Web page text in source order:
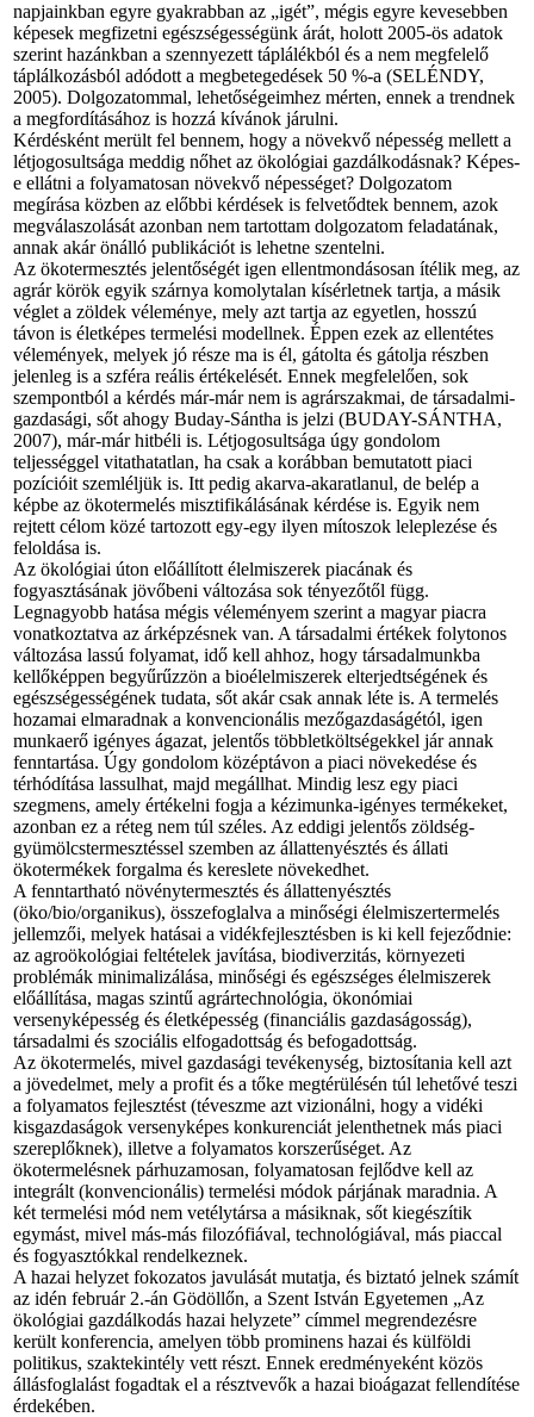
napjainkban egyre gyakrabban az „igét”, mégis egyre kevesebben
képesek megfizetni egészségességünk árát, holott 2005-ös adatok
szerint hazánkban a szennyezett táplálékból és a nem megfelelő
táplálkozásból adódott a megbetegedések 50 %-a (SELÉNDY,
2005). Dolgozatommal, lehetőségeimhez mérten, ennek a trendnek
a megfordításához is hozzá kívánok járulni.
Kérdésként merült fel bennem, hogy a növekvő népesség mellett a
létjogosultsága meddig nőhet az ökológiai gazdálkodásnak? Képes-
e ellátni a folyamatosan növekvő népességet? Dolgozatom
megírása közben az előbbi kérdések is felvetődtek bennem, azok
megválaszolását azonban nem tartottam dolgozatom feladatának,
annak akár önálló publikációt is lehetne szentelni.
Az ökotermesztés jelentőségét igen ellentmondásosan ítélik meg, az
agrár körök egyik szárnya komolytalan kísérletnek tartja, a másik
véglet a zöldek véleménye, mely azt tartja az egyetlen, hosszú
távon is életképes termelési modellnek. Éppen ezek az ellentétes
vélemények, melyek jó része ma is él, gátolta és gátolja részben
jelenleg is a szféra reális értékelését. Ennek megfelelően, sok
szempontból a kérdés már-már nem is agrárszakmai, de társadalmi-
gazdasági, sőt ahogy Buday-Sántha is jelzi (BUDAY-SÁNTHA,
2007), már-már hitbéli is. Létjogosultsága úgy gondolom
teljességgel vitathatatlan, ha csak a korábban bemutatott piaci
pozícióit szemléljük is. Itt pedig akarva-akaratlanul, de belép a
képbe az ökotermelés misztifikálásának kérdése is. Egyik nem
rejtett célom közé tartozott egy-egy ilyen mítoszok leleplezése és
feloldása is.
Az ökológiai úton előállított élelmiszerek piacának és
fogyasztásának jövőbeni változása sok tényezőtől függ.
Legnagyobb hatása mégis véleményem szerint a magyar piacra
vonatkoztatva az árképzésnek van. A társadalmi értékek folytonos
változása lassú folyamat, idő kell ahhoz, hogy társadalmunkba
kellőképpen begyűrűzzön a bioélelmiszerek elterjedtségének és
egészségességének tudata, sőt akár csak annak léte is. A termelés
hozamai elmaradnak a konvencionális mezőgazdaságétól, igen
munkaerő igényes ágazat, jelentős többletköltségekkel jár annak
fenntartása. Úgy gondolom középtávon a piaci növekedése és
térhódítása lassulhat, majd megállhat. Mindig lesz egy piaci
szegmens, amely értékelni fogja a kézimunka-igényes termékeket,
azonban ez a réteg nem túl széles. Az eddigi jelentős zöldség-
gyümölcstermesztéssel szemben az állattenyésztés és állati
ökotermékek forgalma és kereslete növekedhet.
A fenntartható növénytermesztés és állattenyésztés
(öko/bio/organikus), összefoglalva a minőségi élelmiszertermelés
jellemzői, melyek hatásai a vidékfejlesztésben is ki kell fejeződnie:
az agroökológiai feltételek javítása, biodiverzitás, környezeti
problémák minimalizálása, minőségi és egészséges élelmiszerek
előállítása, magas szintű agrártechnológia, ökonómiai
versenyképesség és életképesség (financiális gazdaságosság),
társadalmi és szociális elfogadottság és befogadottság.
Az ökotermelés, mivel gazdasági tevékenység, biztosítania kell azt
a jövedelmet, mely a profit és a tőke megtérülésén túl lehetővé teszi
a folyamatos fejlesztést (téveszme azt vizionálni, hogy a vidéki
kisgazdaságok versenyképes konkurenciát jelenthetnek más piaci
szereplőknek), illetve a folyamatos korszerűséget. Az
ökotermelésnek párhuzamosan, folyamatosan fejlődve kell az
integrált (konvencionális) termelési módok párjának maradnia. A
két termelési mód nem vetélytársa a másiknak, sőt kiegészítik
egymást, mivel más-más filozófiával, technológiával, más piaccal
és fogyasztókkal rendelkeznek.
A hazai helyzet fokozatos javulását mutatja, és biztató jelnek számít
az idén február 2.-án Gödöllőn, a Szent István Egyetemen „Az
ökológiai gazdálkodás hazai helyzete” címmel megrendezésre
került konferencia, amelyen több prominens hazai és külföldi
politikus, szaktekintély vett részt. Ennek eredményeként közös
állásfoglalást fogadtak el a résztvevők a hazai bioágazat fellendítése
érdekében.